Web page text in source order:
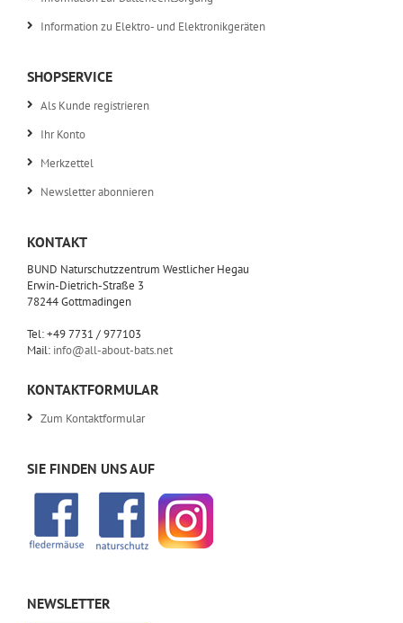
Information zu Elektro- und Elektronikgeräten
SHOPSERVICE
Als Kunde registrieren
Ihr Konto
Merkzettel
Newsletter abonnieren
KONTAKT
BUND Naturschutzzentrum Westlicher Hegau
Erwin-Dietrich-Straße 3
78244 Gottmadingen
Tel: +49 7731 / 977103
Mail: info@all-about-bats.net
KONTAKTFORMULAR
Zum Kontaktformular
SIE FINDEN UNS AUF
NEWSLETTER